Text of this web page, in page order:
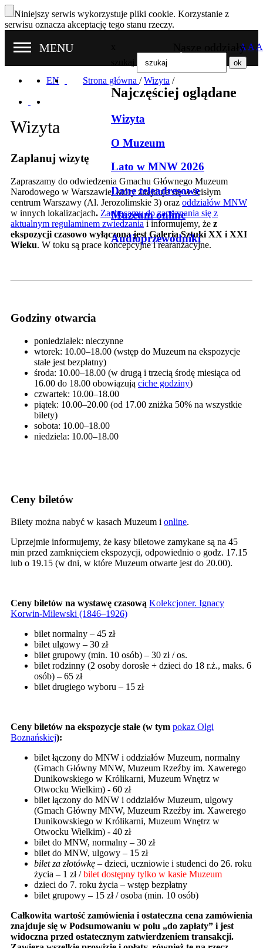
Niniejszy serwis wykorzystuje pliki cookie. Korzystanie z
serwisu oznacza akceptację tego stanu rzeczy.
Nasze oddziały
MENU
Najczęściej oglądane
Wizyta
O Muzeum
Lato w MNW 2026
Dane teleadresowe
Muzeum online
Audioprzewodniki
A A A
EN Strona główna / Wizyta /
Wizyta
Zaplanuj wizytę
Zapraszamy do odwiedzenia Gmachu Głównego Muzeum
Narodowego w Warszawie, który znajduje się w ścisłym
centrum Warszawy (Al. Jerozolimskie 3) oraz oddziałów MNW
w innych lokalizacjach. Zachęcamy do zapoznania się z
aktualnym regulaminem zwiedzania i informujemy, że z
ekspozycji czasowo wyłączona jest Galeria Sztuki XX i XXI
Wieku. W toku są prace koncepcyjne i rearanżacyjne.
Godziny otwarcia
poniedziałek: nieczynne
wtorek: 10.00–18.00 (wstęp do Muzeum na ekspozycje
stałe jest bezpłatny)
środa: 10.00–18.00 (w drugą i trzecią środę miesiąca od
16.00 do 18.00 obowiązują ciche godziny)
czwartek: 10.00–18.00
piątek: 10.00–20.00 (od 17.00 zniżka 50% na wszystkie
bilety)
sobota: 10.00–18.00
niedziela: 10.00–18.00
Ceny biletów
Bilety można nabyć w kasach Muzeum i online.
Uprzejmie informujemy, że kasy biletowe zamykane są na 45
min przed zamknięciem ekspozycji, odpowiednio o godz. 17.15
lub o 19.15 (w dni, w które Muzeum otwarte jest do 20.00).
Ceny biletów na wystawę czasową Kolekcjoner. Ignacy
Korwin-Milewski (1846–1926)
bilet normalny – 45 zł
bilet ulgowy – 30 zł
bilet grupowy (min. 10 osób) – 30 zł / os.
bilet rodzinny (2 osoby dorosłe + dzieci do 18 r.ż., maks. 6
osób) – 65 zł
bilet drugiego wyboru – 15 zł
Ceny biletów na ekspozycje stałe (w tym pokaz Olgi
Boznańskiej):
bilet łączony do MNW i oddziałów Muzeum, normalny
(Gmach Główny MNW, Muzeum Rzeźby im. Xawerego
Dunikowskiego w Królikarni, Muzeum Wnętrz w
Otwocku Wielkim) - 60 zł
bilet łączony do MNW i oddziałów Muzeum, ulgowy
(Gmach Główny MNW, Muzeum Rzeźby im. Xawerego
Dunikowskiego w Królikarni, Muzeum Wnętrz w
Otwocku Wielkim) - 40 zł
bilet do MNW, normalny – 30 zł
bilet do MNW, ulgowy – 15 zł
bilet za złotówkę – dzieci, uczniowie i studenci do 26. roku
życia – 1 zł /bilet dostępny tylko w kasie Muzeum
dzieci do 7. roku życia – wstęp bezpłatny
bilet grupowy – 15 zł / osoba (min. 10 osób)
Całkowita wartość zamówienia i ostateczna cena zamówienia
znajduje się w Podsumowaniu w polu „do zapłaty” i jest
widoczna przed ostatecznym zatwierdzeniem transakcji.